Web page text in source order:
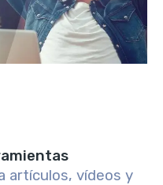
artículos, vídeos y